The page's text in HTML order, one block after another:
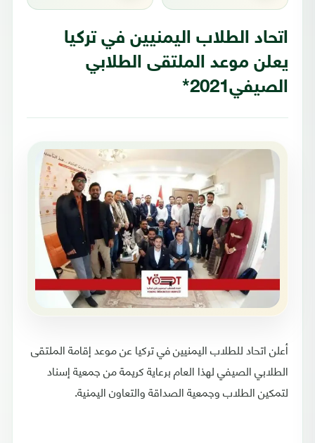
اتحاد الطلاب اليمنيين في تركيا
يعلن موعد الملتقى الطلابي
الصيفي2021*
أعلن اتحاد للطلاب اليمنيين في تركيا عن موعد إقامة الملتقى
الطلابي الصيفي لهذا العام برعاية كريمة من جمعية إسناد
لتمكين الطلاب وجمعية الصداقة والتعاون اليمنية.